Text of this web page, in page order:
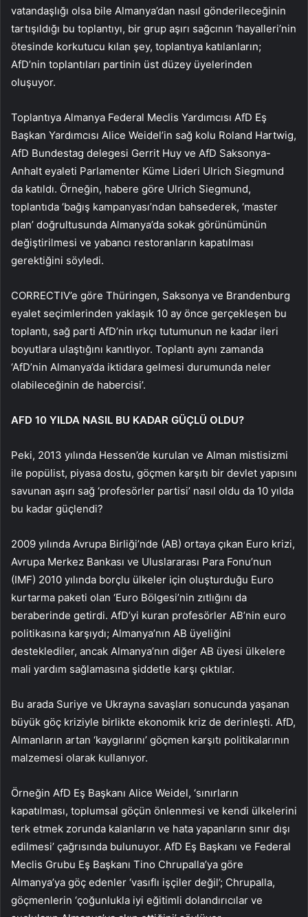
vatandaşlığı olsa bile Almanya’dan nasıl gönderileceğinin
tartışıldığı bu toplantıyı, bir grup aşırı sağcının ‘hayalleri’nin
ötesinde korkutucu kılan şey, toplantıya katılanların;
AfD’nin toplantıları partinin üst düzey üyelerinden
oluşuyor.
Toplantıya Almanya Federal Meclis Yardımcısı AfD Eş
Başkan Yardımcısı Alice Weidel’in sağ kolu Roland Hartwig,
AfD Bundestag delegesi Gerrit Huy ve AfD Saksonya-
Anhalt eyaleti Parlamenter Küme Lideri Ulrich Siegmund
da katıldı. Örneğin, habere göre Ulrich Siegmund,
toplantıda ‘bağış kampanyası’ndan bahsederek, ‘master
plan’ doğrultusunda Almanya’da sokak görünümünün
değiştirilmesi ve yabancı restoranların kapatılması
gerektiğini söyledi.
CORRECTIV’e göre Thüringen, Saksonya ve Brandenburg
eyalet seçimlerinden yaklaşık 10 ay önce gerçekleşen bu
toplantı, sağ parti AfD’nin ırkçı tutumunun ne kadar ileri
boyutlara ulaştığını kanıtlıyor. Toplantı aynı zamanda
‘AfD’nin Almanya’da iktidara gelmesi durumunda neler
olabileceğinin de habercisi’.
AFD 10 YILDA NASIL BU KADAR GÜÇLÜ OLDU?
Peki, 2013 yılında Hessen’de kurulan ve Alman mistisizmi
ile popülist, piyasa dostu, göçmen karşıtı bir devlet yapısını
savunan aşırı sağ ‘profesörler partisi’ nasıl oldu da 10 yılda
bu kadar güçlendi?
2009 yılında Avrupa Birliği’nde (AB) ortaya çıkan Euro krizi,
Avrupa Merkez Bankası ve Uluslararası Para Fonu’nun
(IMF) 2010 yılında borçlu ülkeler için oluşturduğu Euro
kurtarma paketi olan ‘Euro Bölgesi’nin zıtlığını da
beraberinde getirdi. AfD’yi kuran profesörler AB’nin euro
politikasına karşıydı; Almanya’nın AB üyeliğini
desteklediler, ancak Almanya’nın diğer AB üyesi ülkelere
mali yardım sağlamasına şiddetle karşı çıktılar.
Bu arada Suriye ve Ukrayna savaşları sonucunda yaşanan
büyük göç kriziyle birlikte ekonomik kriz de derinleşti. AfD,
Almanların artan ‘kaygılarını’ göçmen karşıtı politikalarının
malzemesi olarak kullanıyor.
Örneğin AfD Eş Başkanı Alice Weidel, ‘sınırların
kapatılması, toplumsal göçün önlenmesi ve kendi ülkelerini
terk etmek zorunda kalanların ve hata yapanların sınır dışı
edilmesi’ çağrısında bulunuyor. AfD Eş Başkanı ve Federal
Meclis Grubu Eş Başkanı Tino Chrupalla’ya göre
Almanya’ya göç edenler ‘vasıflı işçiler değil’; Chrupalla,
göçmenlerin ‘çoğunlukla iyi eğitimli dolandırıcılar ve